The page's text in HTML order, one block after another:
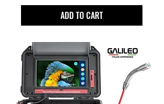
ADD TO CART